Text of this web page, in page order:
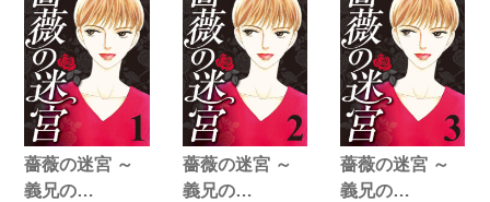
薔薇の迷宮 ～
義兄の…
薔薇の迷宮 ～
義兄の…
薔薇の迷宮 ～
義兄の…